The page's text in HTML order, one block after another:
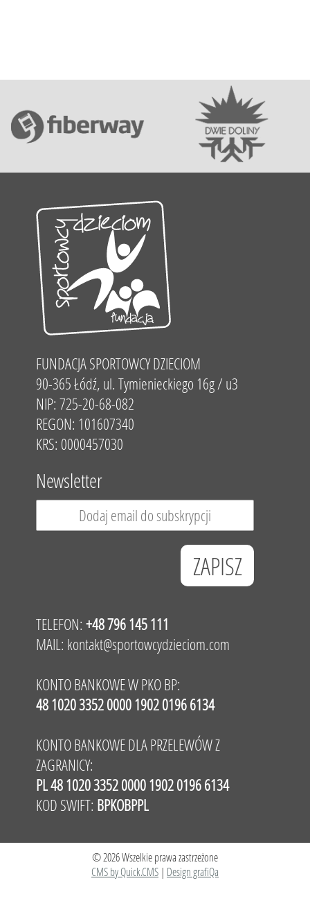
FUNDACJA SPORTOWCY DZIECIOM
90-365 Łódź, ul. Tymienieckiego 16g / u3
NIP: 725-20-68-082
REGON: 101607340
KRS: 0000457030
Newsletter
TELEFON: +48 796 145 111
MAIL: kontakt@sportowcydzieciom.com
KONTO BANKOWE W PKO BP:
48 1020 3352 0000 1902 0196 6134
KONTO BANKOWE DLA PRZELEWÓW Z
ZAGRANICY:
PL 48 1020 3352 0000 1902 0196 6134
KOD SWIFT: BPKOBPPL
© 2026 Wszelkie prawa zastrzeżone
CMS by Quick.CMS | Design grafiQa